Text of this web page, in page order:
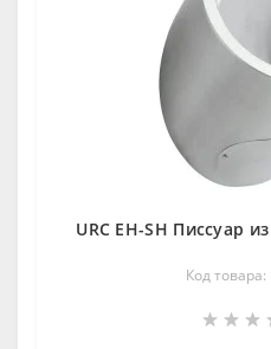
URC EH-SH Писсуар
Код товара: